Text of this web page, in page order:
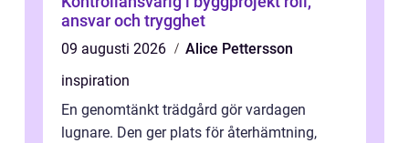
ansvar och trygghet
09 augusti 2026
Alice Pettersson
inspiration
En genomtänkt trädgård gör vardagen
lugnare. Den ger plats för återhämtning,